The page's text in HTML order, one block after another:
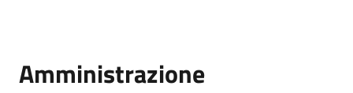
Amministrazione